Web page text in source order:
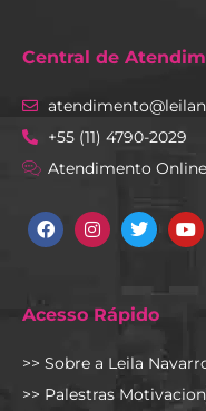
Central de
+55 (11) 4790-2029
Atendimento Online
FacebookInstagramTwitter
Acesso Rápido
>> Sobre a Leila
>> Palestras